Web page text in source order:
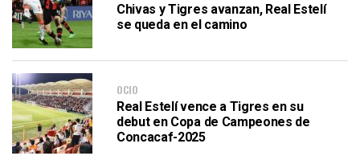
Chivas y Tigres avanzan, Real Estelí
se queda en el camino
OCIO
Real Estelí vence a Tigres en su
debut en Copa de Campeones de
Concacaf-2025